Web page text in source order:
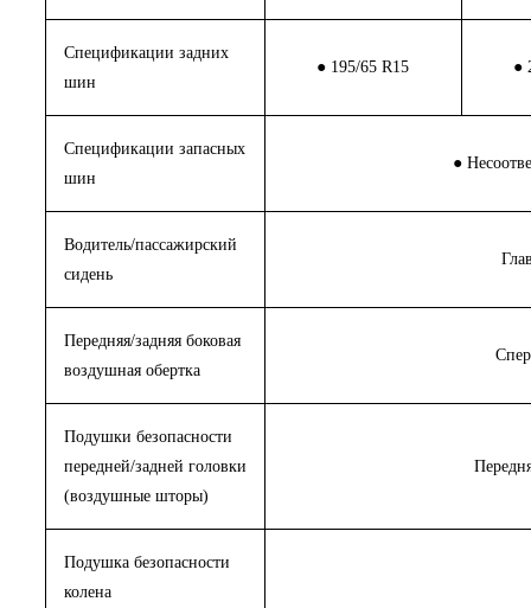
Спецификации задних
шин
● 195/65 R15 ●
Спецификации запасных
шин
●
Водитель/пассажирский
сидень
Передняя/задняя боковая
воздушная обертка
Подушки безопасности
передней/задней головки
(воздушные шторы)
Подушка безопасности
колена